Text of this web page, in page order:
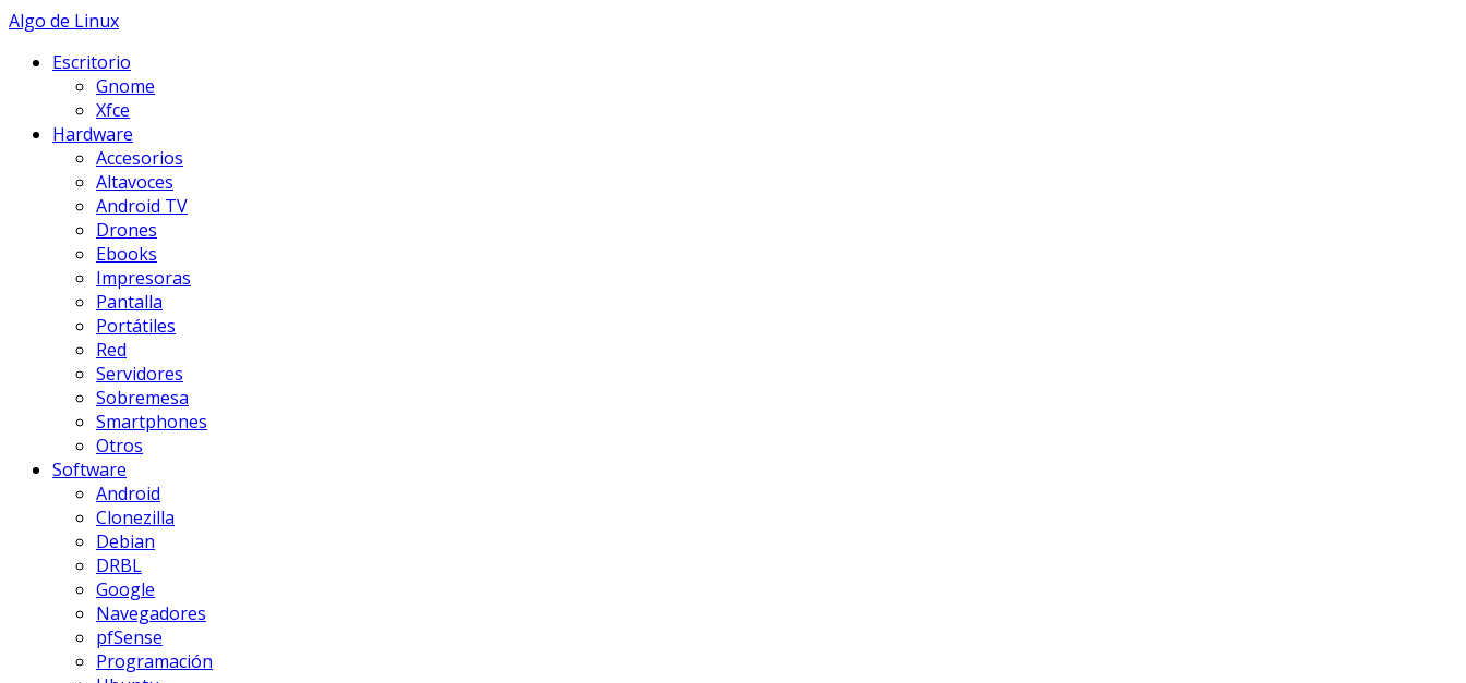
Skip
content
Algo de Linux
Escritorio
Gnome
Xfce
Hardware
Accesorios
Altavoces
Android TV
Drones
Ebooks
Impresoras
Pantalla
Portátiles
Red
Servidores
Sobremesa
Smartphones
Otros
Software
Android
Clonezilla
Debian
DRBL
Google
Navegadores
pfSense
Programación